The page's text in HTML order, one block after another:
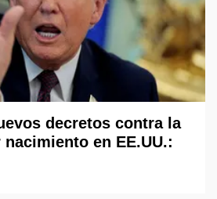
decretos contra la
en EE.UU.: